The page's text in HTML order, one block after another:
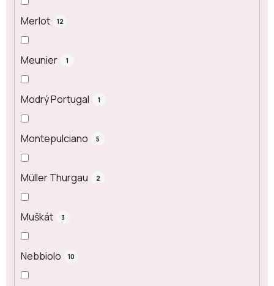
Merlot 12
Meunier 1
Modrý Portugal 1
Montepulciano 5
Müller Thurgau 2
Muškát 3
Nebbiolo 10